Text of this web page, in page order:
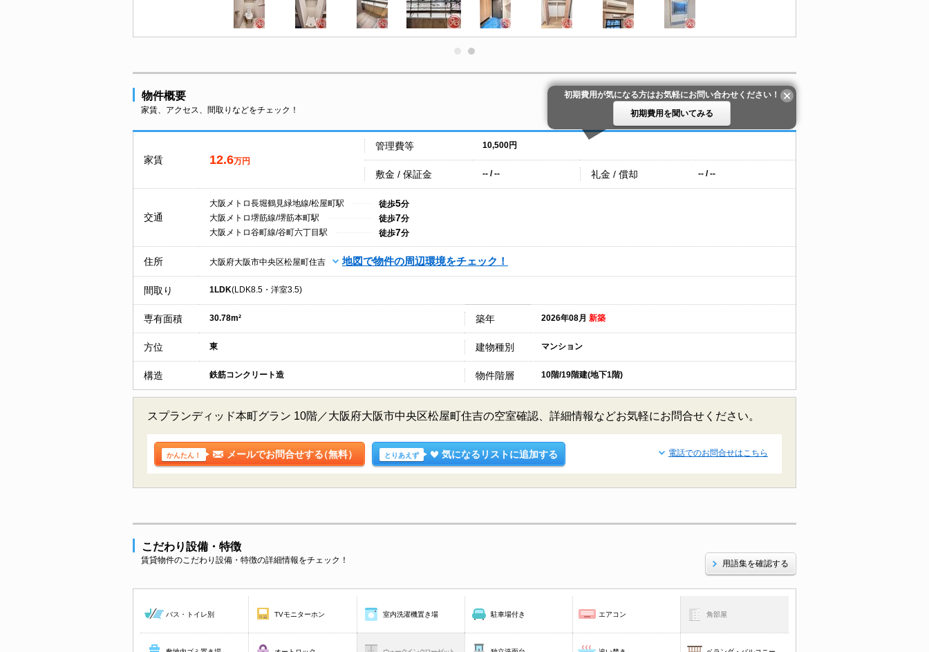
物件概要
家賃、アクセス、間取りなどをチェック！
初期費用が気になる方はお気軽にお問い合わせください！
初期費用を聞いてみる
家賃 12.6万円
管理費等 10,500円
敷金 / 保証金 -- / -- 礼金 / 償却 -- / --
交通
大阪メトロ長堀鶴見緑地線/松屋町駅 徒歩5分
大阪メトロ堺筋線/堺筋本町駅
徒歩7分
大阪メトロ谷町線/谷町六丁目駅
徒歩7分
住所 大阪府大阪市中央区松屋町住吉 地図で物件の周辺環境をチェック！
間取り 1LDK(LDK8.5・洋室3.5)
専有面積 30.78m² 築年 2026年08月 新築
方位 東 建物種別 マンション
構造 鉄筋コンクリート造 物件階層 10階/19階建(地下1階)
スプランディッド本町グラン 10階／大阪府大阪市中央区松屋町住吉の空室確認、詳細情報などお気軽にお問合せください。
かんたん！ メールでお問合せする（無料） とりあえず 気になるリストに追加する 電話でのお問合せはこちら
こだわり設備・特徴
賃貸物件のこだわり設備・特徴の詳細情報をチェック！ 用語集を確認する
バス・トイレ別 TVモニターホン 室内洗濯機置き場 駐車場付き エアコン 角部屋